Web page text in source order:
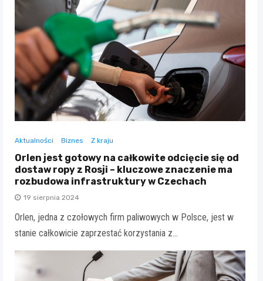
Aktualności Biznes Z kraju
Orlen jest gotowy na całkowite odcięcie się od
dostaw ropy z Rosji – kluczowe znaczenie ma
rozbudowa infrastruktury w Czechach
19 sierpnia 2024
Orlen, jedna z czołowych firm paliwowych w Polsce, jest w
stanie całkowicie zaprzestać korzystania z…